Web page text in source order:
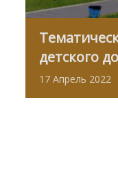
детского
17 Апрель 2022